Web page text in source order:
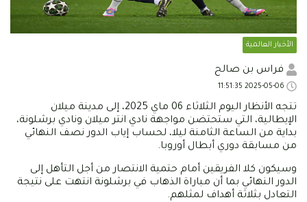
الأخبار العالمية
فراس بن صالح
تتجه الأنظار اليوم الثلاثاء 06 ماي 2025، إلى مدينة ميلان
الإيطالية، التي ستحتضن مواجهة نادي انتر ميلان ونادي برشلونة،
بداية من الساعة الثامنة ليلا، لحساب إياب الدور نصف النهائي
من مسابقة دوري أبطال أوروبا.
وسيكون كلا الفريقين أمام حتمية الانتصار من أجل التأهل إلى
الدور النهائي بما أن مباراة الذهاب في برشلونة انتهت على نتيجة
التعادل بثلاثة أهداف لمثلهم.